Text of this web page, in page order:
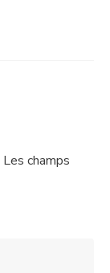
Les champs